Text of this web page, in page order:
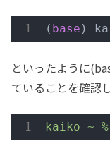
( base )
といったように
ていることを確認
kaiko ~ %